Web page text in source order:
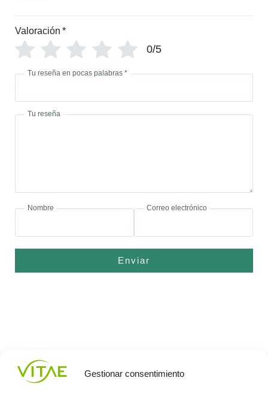
Gestionar consentimiento
Valoración *
0/5
Tu reseña en pocas palabras *
Tu reseña
Nombre Correo electrónico
Enviar